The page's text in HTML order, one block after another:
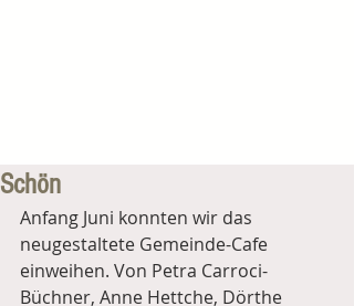
Schön
Anfang Juni konnten wir das
neugestaltete Gemeinde-Cafe
einweihen. Von Petra Carroci-
Büchner, Anne Hettche, Dörthe